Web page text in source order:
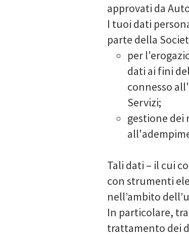
approvati da
I tuoi dati
parte della
per
dati ai fini
connesso
Servizi;
gestione
Tali dati – il cui
con strumenti
nell’ambito
In particolare,
trattamento dei